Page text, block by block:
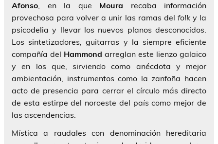
Afonso, en la que Moura recaba información
provechosa para volver a unir las ramas del folky la
psicodelia y llevar los nuevos planos desconocidos.
Los sintetizadores, guitarras y la siempre eficiente
compañía del Hammond arreglan este lienzo galaico
y en los que, sirviendo como anécdota y mejor
ambientación, instrumentos como la zanfoña hacen
acto de presencia para cerrar el círculo más directo
de esta estirpe del noroeste del país como mejor de
las ascendencias.
Mística a raudales con denominación hereditaria